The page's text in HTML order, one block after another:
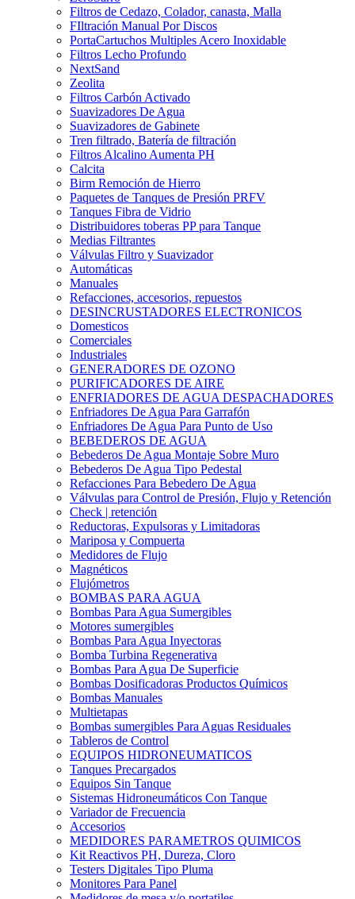
Filtros de Cedazo, Colador, canasta, Malla
FIltración Manual Por Discos
PortaCartuchos Multiples Acero Inoxidable
Filtros Lecho Profundo
NextSand
Zeolita
Filtros Carbón Activado
Suavizadores De Agua
Suavizadores de Gabinete
Tren filtrado, Batería de filtración
Filtros Alcalino Aumenta PH
Calcita
Birm Remoción de Hierro
Paquetes de Tanques de Presión PRFV
Tanques Fibra de Vidrio
Distribuidores toberas PP para Tanque
Medias Filtrantes
Válvulas Filtro y Suavizador
Automáticas
Manuales
Refacciones, accesorios, repuestos
DESINCRUSTADORES ELECTRONICOS
Domesticos
Comerciales
Industriales
GENERADORES DE OZONO
PURIFICADORES DE AIRE
ENFRIADORES DE AGUA DESPACHADORES
Enfriadores De Agua Para Garrafón
Enfriadores De Agua Para Punto de Uso
BEBEDEROS DE AGUA
Bebederos De Agua Montaje Sobre Muro
Bebederos De Agua Tipo Pedestal
Refacciones Para Bebedero De Agua
Válvulas para Control de Presión, Flujo y Retención
Check | retención
Reductoras, Expulsoras y Limitadoras
Mariposa y Compuerta
Medidores de Flujo
Magnéticos
Flujómetros
BOMBAS PARA AGUA
Bombas Para Agua Sumergibles
Motores sumergibles
Bombas Para Agua Inyectoras
Bomba Turbina Regenerativa
Bombas Para Agua De Superficie
Bombas Dosificadoras Productos Químicos
Bombas Manuales
Multietapas
Bombas sumergibles Para Aguas Residuales
Tableros de Control
EQUIPOS HIDRONEUMATICOS
Tanques Precargados
Equipos Sin Tanque
Sistemas Hidroneumáticos Con Tanque
Variador de Frecuencia
Accesorios
MEDIDORES PARAMETROS QUIMICOS
Kit Reactivos PH, Dureza, Cloro
Testers Digitales Tipo Pluma
Monitores Para Panel